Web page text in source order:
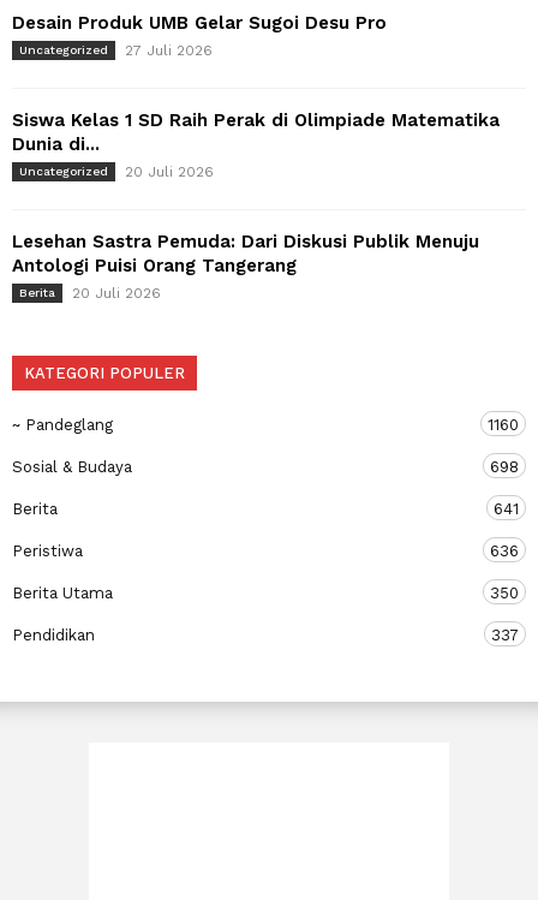
Desain Produk UMB Gelar Sugoi Desu Pro
Uncategorized 27 Juli 2026
Siswa Kelas 1 SD Raih Perak di Olimpiade Matematika
Dunia di...
Uncategorized 20 Juli 2026
Lesehan Sastra Pemuda: Dari Diskusi Publik Menuju
Antologi Puisi Orang Tangerang
Berita 20 Juli 2026
KATEGORI POPULER
~ Pandeglang 1160
Sosial & Budaya 698
Berita 641
Peristiwa 636
Berita Utama 350
Pendidikan 337